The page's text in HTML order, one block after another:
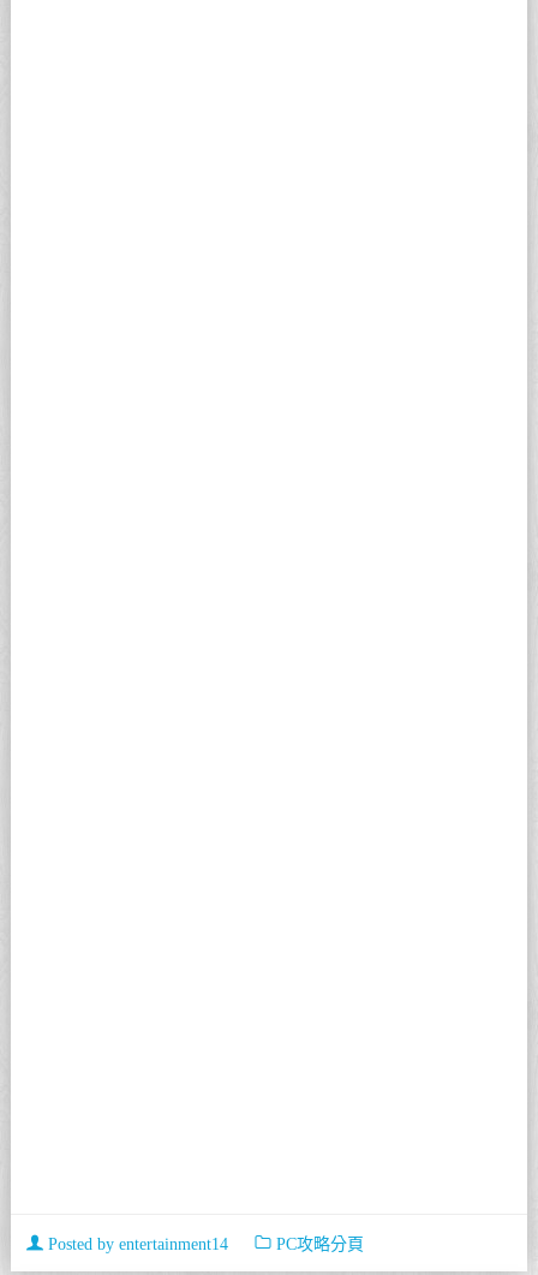
Posted by entertainment14 PC攻略分頁